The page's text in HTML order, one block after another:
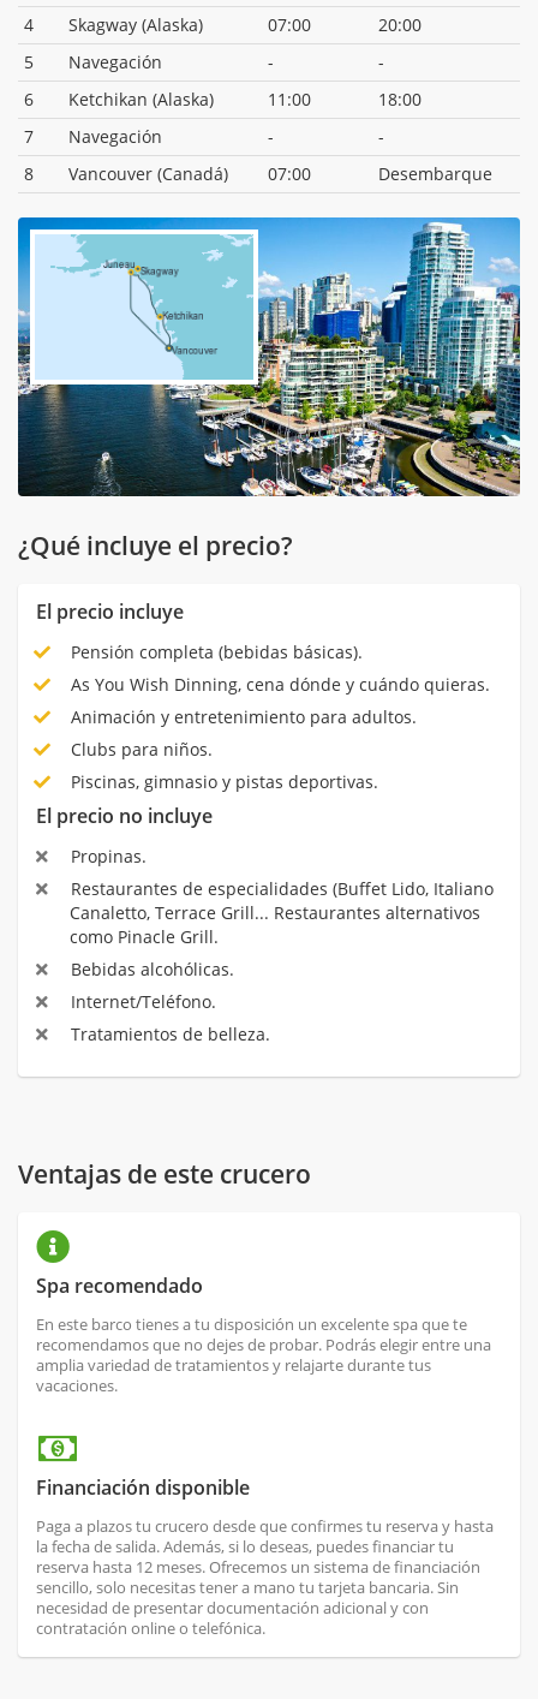
4
Skagway (Alaska) 07:00
20:00
5
Navegación -
-
6
Ketchikan (Alaska) 11:00
18:00
7
Navegación -
-
8
Vancouver (Canadá) 07:00 Desembarque
¿Qué incluye el precio?
El precio incluye
Pensión completa (bebidas básicas).
As You Wish Dinning, cena dónde y cuándo quieras.
Animación y entretenimiento para adultos.
Clubs para niños.
Piscinas, gimnasio y pistas deportivas.
El precio no incluye
Propinas.
Restaurantes de especialidades (Buffet Lido, Italiano
Canaletto, Terrace Grill... Restaurantes alternativos
como Pinacle Grill.
Bebidas alcohólicas.
Internet/Teléfono.
Tratamientos de belleza.
Ventajas de este crucero
Spa recomendado
En este barco tienes a tu disposición un excelente spa que te
recomendamos que no dejes de probar. Podrás elegir entre una
amplia variedad de tratamientos y relajarte durante tus
vacaciones.
Financiación disponible
Paga a plazos tu crucero desde que confirmes tu reserva y hasta
la fecha de salida. Además, si lo deseas, puedes financiar tu
reserva hasta 12 meses. Ofrecemos un sistema de financiación
sencillo, solo necesitas tener a mano tu tarjeta bancaria. Sin
necesidad de presentar documentación adicional y con
contratación online o telefónica.